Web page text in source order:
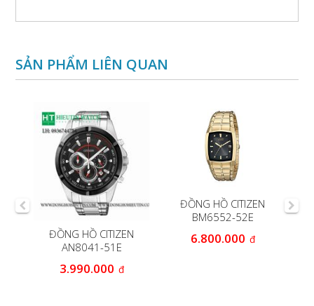
SẢN PHẨM LIÊN QUAN
ĐỒNG HỒ CITIZEN
AN8041-51E
3.990.000 đ
ĐỒNG HỒ CITIZEN
BM6552-52E
6.800.000 đ